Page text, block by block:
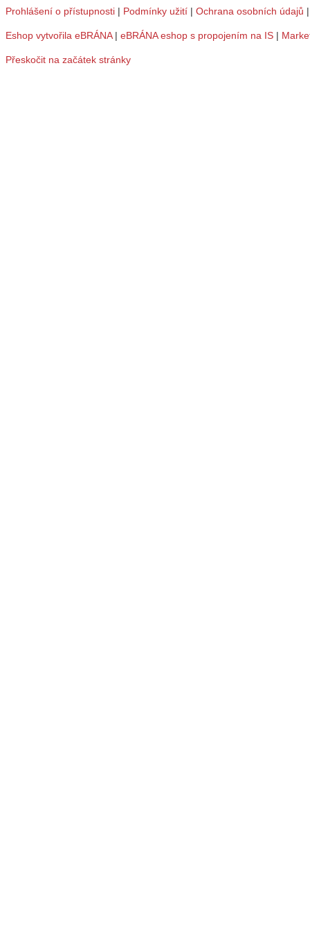
Prohlášení o přístupnosti | Podmínky užití | Ochrana osobních údajů
Eshop vytvořila eBRÁNA| eBRÁNA eshop s propojením na IS |
Přeskočit na začátek stránky